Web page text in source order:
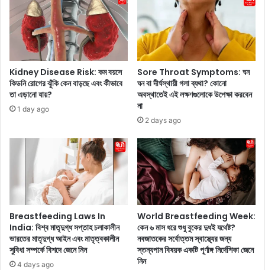
তা
মূ
প্র
স্তু
তি
চ
ল
,
তা
ল্লু
অ
র্জু
নে
র
অ
তা
বা
তে
রে
নি
Kidney Disease Risk: কম বয়সে
কিডনি রোগের ঝুঁকি কেন বাড়ছে এবং কীভাবে
তা এড়ানো যায়?
1 day ago
Sore Throat Symptoms: ঘন
ঘন বা দীর্ঘস্থায়ী গলা ব্যথা? কোনো
অবস্থাতেই এই লক্ষণগুলোকে উপেক্ষা করবেন
না
2 days ago
Breastfeeding Laws In
India: বিশ্ব মাতৃদুগ্ধ সপ্তাহ চলাকালীন
ভারতের মাতৃদুগ্ধ আইন এবং মাতৃত্বকালীন
সুবিধা সম্পর্কে বিশদে জেনে নিন
4 days ago
World Breastfeeding Week:
কেন ৬ মাস ধরে শুধু বুকের দুধই যথেষ্ট?
নবজাতকের সর্বোত্তম স্বাস্থ্যের জন্য
স্তন্যপান বিষয়ক একটি পূর্ণাঙ্গ নির্দেশিকা জেনে
নিন